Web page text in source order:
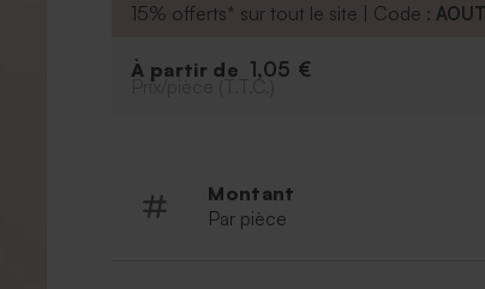
15% offerts* sur tout le site | Code :
À partir de 1,05 €
Prix/pièce (T.T.C.)
Montant
Par pièce